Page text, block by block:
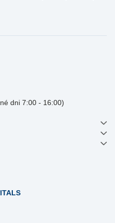
dni 7:00 - 16:00)